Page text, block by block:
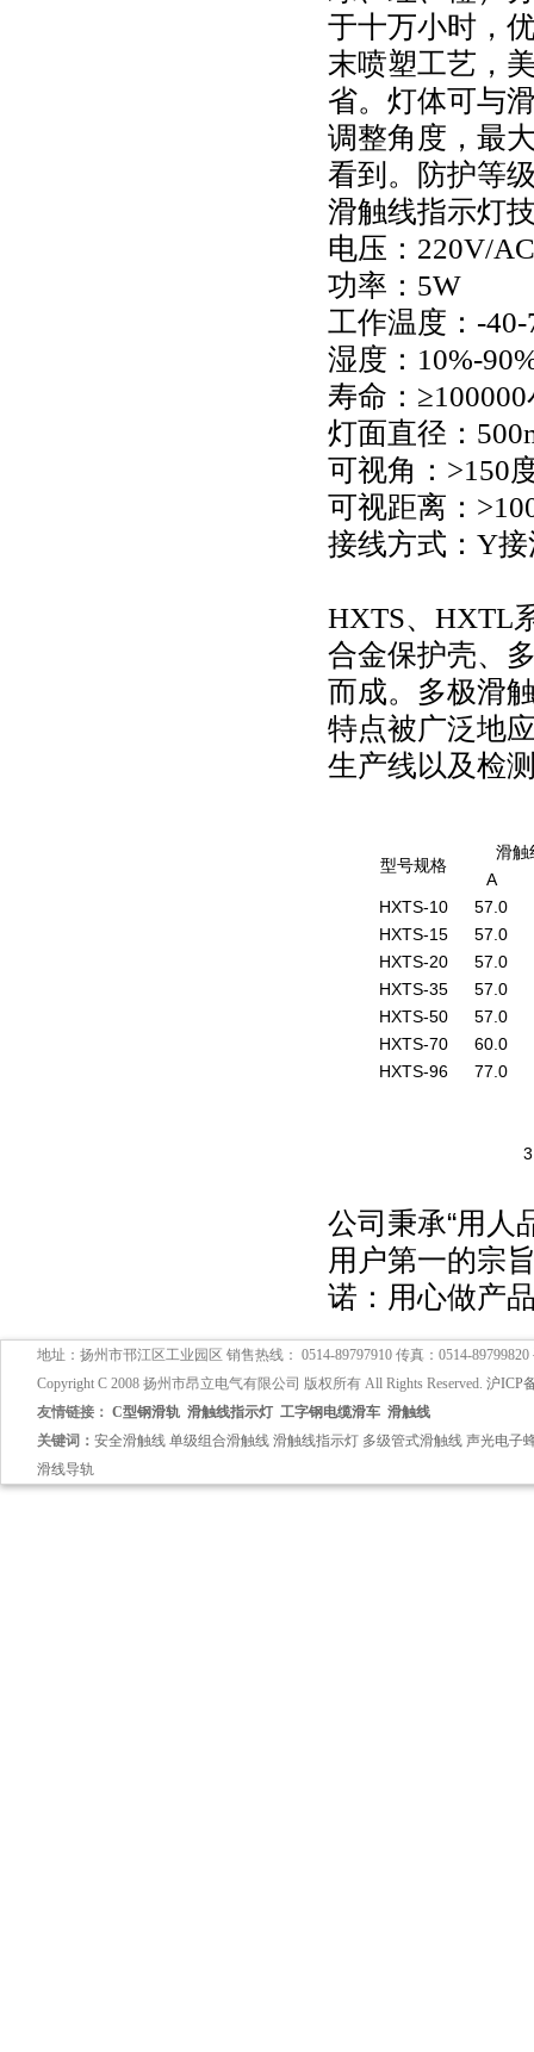
于十万小时，
末喷塑工艺，
省。灯体可与
调整角度，最
看到。防护等
滑触线指示灯
电压：220V/
功率：5W
工作温度：-
湿度：10%-
寿命：
灯面直径：
可视角：>150
可视距离：
接线方式：Y接
HXTS、HXTL
合金保护壳、
而成。多极滑
特点被广泛地
生产线以及检
型号规格
滑触
A
HXTS-10
57.0
HXTS-15
57.0
HXTS-20
57.0
HXTS-35
57.0
HXTS-50
57.0
HXTS-70
60.0
HXTS-96
77.0
3
公司秉承“用人
用户第一的宗
诺：用心做产
地址：扬州市邗江区工业园区 销售热线： 0514-89797910 传真：0514-
Copyright C 2008 扬州市昂立电气有限公司 版权所有 All Rights Reserved. 沪ICP
友情链接： C型钢滑轨 滑触线指示灯 工字钢电缆滑车 滑触线
关键词： 安全滑触线 单级组合滑触线 滑触线指示灯 多级管式滑触线 声光电子
滑线导轨